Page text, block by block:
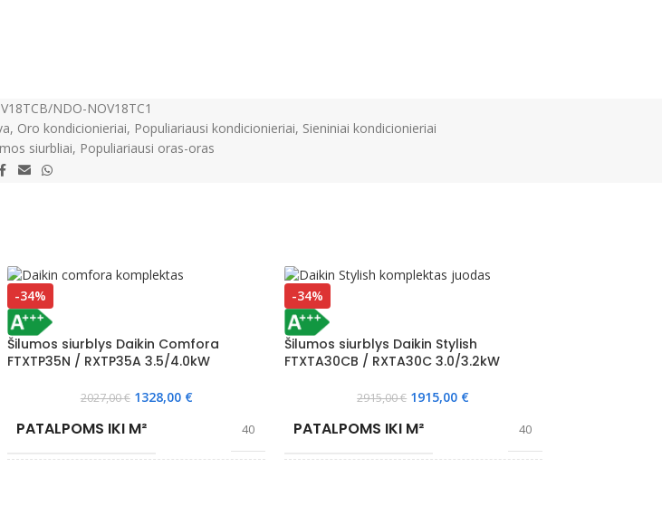
NDO-NOV18TC1
, Oro kondicionieriai, Populiariausi kondicionieriai, Sieniniai kondicionieriai
siurbliai, Populiariausi oras-oras
-34%
Šilumos siurblys Daikin Comfora
FTXTP35N / RXTP35A 3.5/4.0kW
2027,00€ 1328,00 €
PATALPOMS IKI M² 40
-34%
Šilumos siurblys Daikin Stylish
FTXTA30CB / RXTA30C 3.0/3.2kW
2915,00€ 1915,00 €
PATALPOMS IKI M² 40